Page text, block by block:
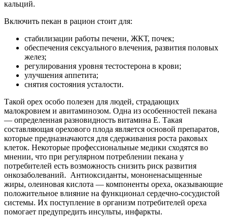
кальций.
Включить пекан в рацион стоит для:
стабилизации работы печени, ЖКТ, почек;
обеспечения сексуального влечения, развития половых
желез;
регулирования уровня тестостерона в крови;
улучшения аппетита;
снятия состояния усталости.
Такой орех особо полезен для людей, страдающих
малокровием и авитаминозом. Одна из особенностей пекана
— определенная разновидность витамина Е. Такая
составляющая орехового плода является основой препаратов,
которые предназначаются для сдерживания роста раковых
клеток. Некоторые профессиональные медики сходятся во
мнении, что при регулярном потреблении пекана у
потребителей есть возможность снизить риск развития
онкозаболеваний. Антиоксиданты, мононенасыщенные
жиры, олеиновая кислота — компоненты ореха, оказывающие
положительное влияние на функционал сердечно-сосудистой
системы. Их поступление в организм потребителей ореха
помогает предупредить инсульты, инфаркты.